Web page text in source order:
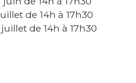
de 14h à 17h30
de 14h à 17h30